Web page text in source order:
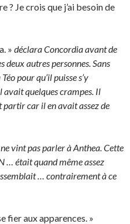
? Je crois que j’ai besoin de
» déclara Concordia avant de
deux autres personnes. Sans
pour qu’il puisse s’y
avait quelques crampes. Il
car il en avait assez de
vint pas parler à Anthea. Cette
… était quand même assez
… contrairement à ce
fier aux apparences. »